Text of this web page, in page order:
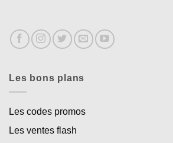
Les bons plans
Les codes promos
Les ventes flash